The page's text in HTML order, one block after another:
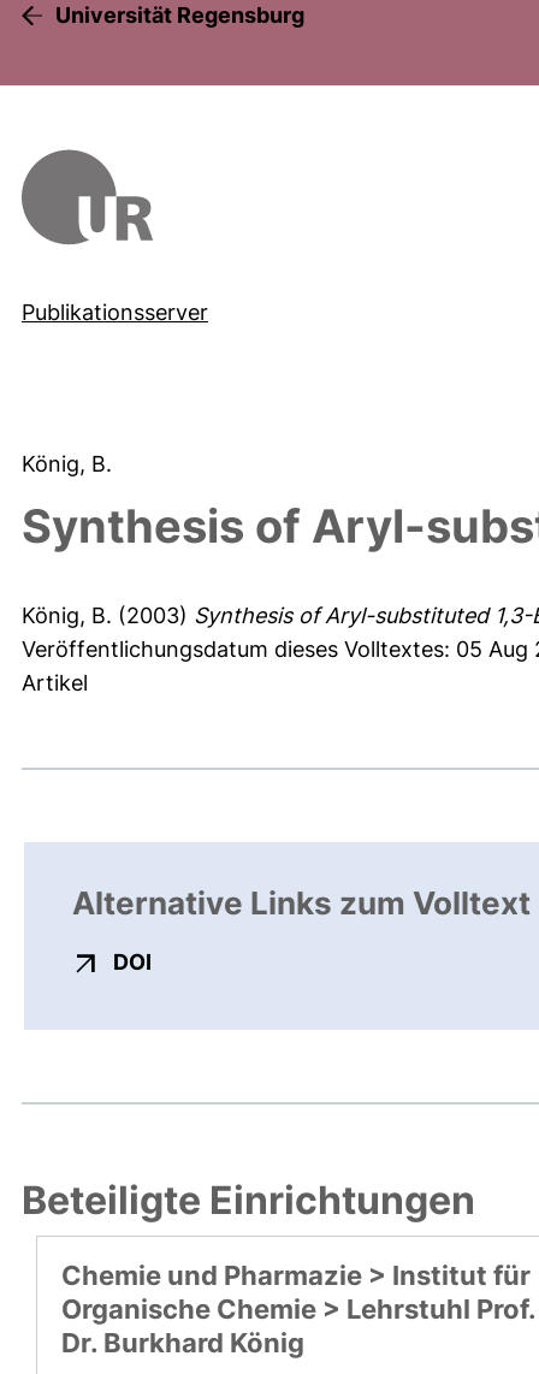
Universität Regensburg
Publikationsserver
König, B.
Synthesis of Aryl-
König, B. (2003) Synthesis of Aryl-substituted 1,3-
Veröffentlichungsdatum dieses Volltextes: 05 Aug
Artikel
Alternative Links zum Volltext
DOI
Beteiligte Einrichtungen
Chemie und Pharmazie > Institut für
Organische Chemie > Lehrstuhl Prof.
Dr. Burkhard König